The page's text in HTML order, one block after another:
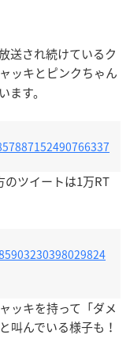
送され続けているク
ッキとピンクちゃん
ます。
ツイートは1万RT
ッキを持って「ダメ
叫んでいる様子も！